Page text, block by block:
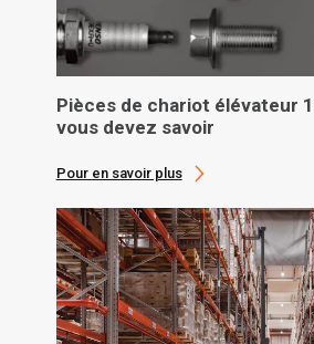
Pièces de chariot élévateur
vous devez savoir
Pour en savoir plus